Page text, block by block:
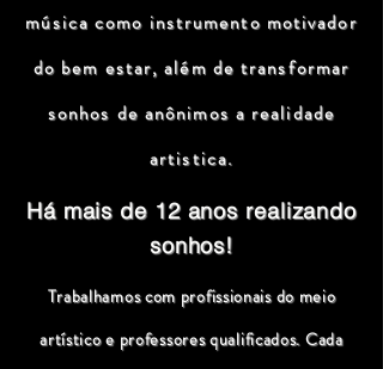
música como instrumento motivador
do bem estar, além de transformar
sonhos de anônimos a realidade
artistica.
Há mais de 12 anos realizando
sonhos!
Trabalhamos com profissionais do meio
artístico e professores qualificados. Cada